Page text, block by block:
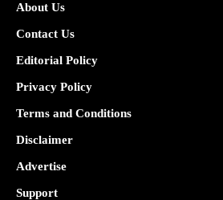
About Us
Contact Us
Editorial Policy
Privacy Policy
Terms and Conditions
Disclaimer
Advertise
Support